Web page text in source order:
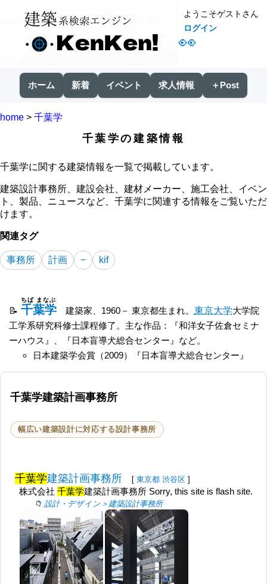
👀
ようこそゲストさん
ログイン
ホーム 新着 イベント 求人情報 ＋Post
home > 千葉学
千葉学の建築情報
千葉学に関する建築情報を一覧で掲載しています。
建築設計事務所、建設会社、建材メーカー、施工会社、イベン
ト、製品、ニュースなど、千葉学に関連する情報をご覧いただ
けます。
関連タグ
事務所 計画 − kif
千葉学
ちば まなぶ
建築家、1960－ 東京都生まれ。 東京大学大学院
工学系研究科修士課程修了。主な作品：『和洋女子佐倉セミナ
ーハウス』、『日本盲導犬総合センター』など。
日本建築学会賞（2009）『日本盲導犬総合センター』
千葉学建築計画事務所
幅広い建築設計に対応する設計事務所
千葉学建築計画事務所 [ 東京都 渋谷区 ]
株式会社千葉学建築計画事務所 Sorry, this site is flash site.
設計・デザイン＞建築設計事務所